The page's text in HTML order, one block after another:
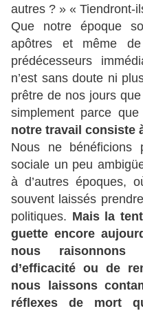
autres ? » « Tiendront-
Que notre époque
apôtres et même
prédécesseurs
n’est sans doute ni
prêtre de nos jours
simplement parce que l
notre travail consiste
Nous ne bénéficions
sociale un peu
à d’autres époques,
souvent laissés
politiques. Mais la
guette encore
nous raisonnons
d’efficacité ou de
nous laissons
réflexes de mort